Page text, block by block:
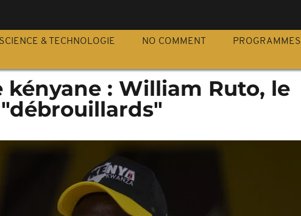
SCIENCE & TECHNOLOGIE NO COMMENT PROGRAMMES
: William Ruto, le